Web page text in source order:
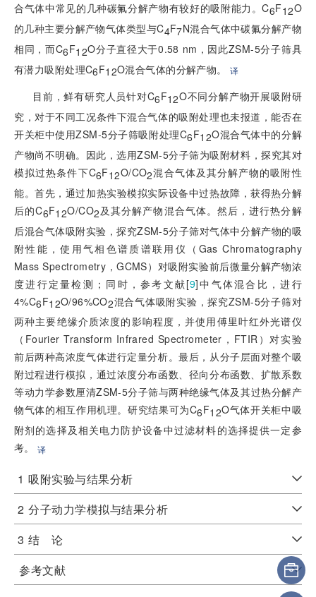
合气体中常见的几种碳氟分解产物有较好的吸附能力。C6F12O
的几种主要分解产物气体类型与C4F7N混合气体中碳氟分解产物
相同，而C6F12O分子直径大于0.58 nm，因此ZSM-5分子筛具
有潜力吸附处理C6F12O混合气体的分解产物。译
目前，鲜有研究人员针对C6F12O不同分解产物开展吸附研
究，对于不同工况条件下混合气体的吸附处理也未报道，能否在
开关柜中使用ZSM-5分子筛吸附处理C6F12O混合气体中的分解
产物尚不明确。因此，选用ZSM-5分子筛为吸附材料，探究其对
模拟过热条件下C6F12O/CO2混合气体及其分解产物的吸附性
能。首先，通过加热实验模拟实际设备中过热故障，获得热分解
后的C6F12O/CO2及其分解产物混合气体。然后，进行热分解
后混合气体吸附实验，探究ZSM-5分子筛对气体中分解产物的吸
附性能，使用气相色谱质谱联用仪（Gas Chromatography
Mass Spectrometry，GCMS）对吸附实验前后微量分解产物浓
度进行定量检测；同时，参考文献[9]中气体混合比，进行
4%C6F12O/96%CO2混合气体吸附实验，探究ZSM-5分子筛对
两种主要绝缘介质浓度的影响程度，并使用傅里叶红外光谱仪
（Fourier Transform Infrared Spectrometer，FTIR）对实验
前后两种高浓度气体进行定量分析。最后，从分子层面对整个吸
附过程进行模拟，通过浓度分布函数、径向分布函数、扩散系数
等动力学参数厘清ZSM-5分子筛与两种绝缘气体及其过热分解产
物气体的相互作用机理。研究结果可为C6F12O气体开关柜中吸
附剂的选择及相关电力防护设备中过滤材料的选择提供一定参
考。译
1 吸附实验与结果分析
2 分子动力学模拟与结果分析
3 结 论
参考文献